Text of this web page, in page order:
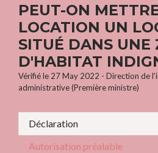
PEUT-ON
LOCATION UN
SITUÉ DANS UNE
D'HABITAT
Vérifié le 27 May 2022 - Direction de
administrative (Première ministre)
Déclaration
Autorisation préalable